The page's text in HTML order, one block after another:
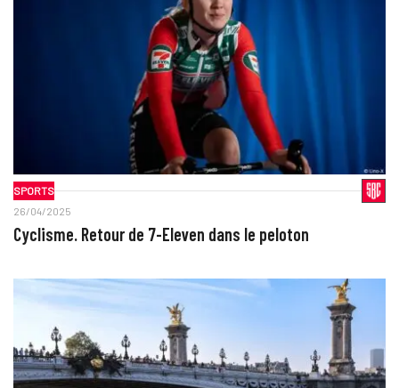
SPORTS
26/04/2025
Cyclisme. Retour de 7-Eleven dans le peloton